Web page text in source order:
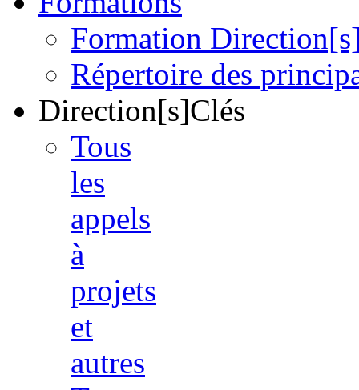
Formation
Répertoire des
Direction[s]Clés
Tous
les
appels
à
projets
et
autres